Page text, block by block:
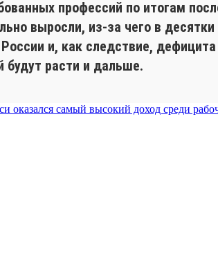
профессий по итогам
выросли, из-за чего в
и, как следствие,
будут расти и дальше.